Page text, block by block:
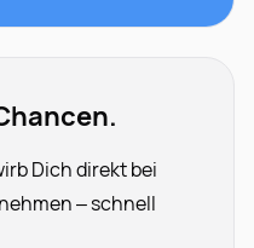
Dich direkt bei
– schnell